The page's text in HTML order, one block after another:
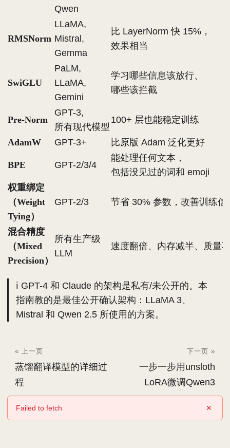
Qwen
RMSNorm
LLaMA,
Mistral,
Gemma
比 LayerNorm 快 15%，
效果相当
SwiGLU
PaLM,
LLaMA,
Gemini
学习哪些信息该放行、
哪些该拦截
Pre-Norm
GPT-3,
所有现代模型
100+ 层也能稳定训练
AdamW GPT-3+ 比原版 Adam 泛化更好
BPE GPT-2/3/4
能处理任何文本，
包括没见过的词和 emoji
权重绑定
（Weight
Tying）
GPT-2/3 节省 30% 参数，改善训练信
混合精度
（Mixed
Precision）
所有生产级
LLM
速度翻倍、内存减半、质量
ℹ️ GPT-4 和 Claude 的架构是私有/未公开的。本
指南教的是最佳公开确认架构：LLaMA 3、
Mistral 和 Qwen 2.5 所使用的方案。
« 上一页
蒸馏翻译模型的详细过
程
下一页 »
一步一步用unsloth
LoRA微调Qwen3